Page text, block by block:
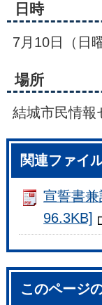
日時
7月10日（日
場所
結城市民情報
関連ファイ
宣誓書
96.3KB]
このページ